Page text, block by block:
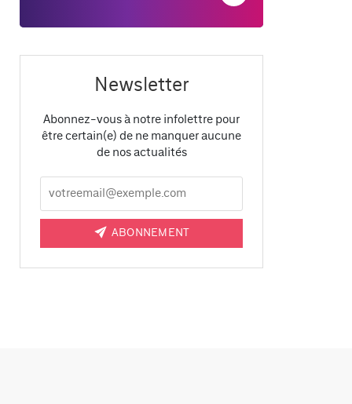
Newsletter
Abonnez-vous à notre infolettre pour
être certain(e) de ne manquer aucune
de nos actualités
ABONNEMENT